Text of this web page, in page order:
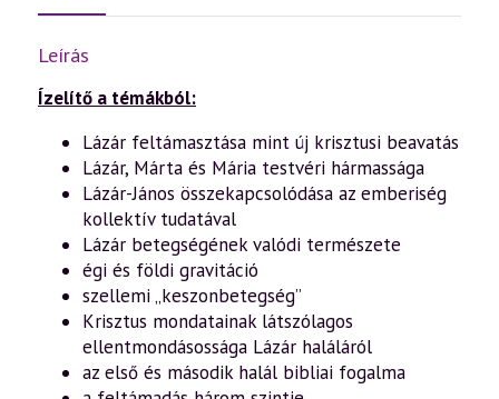
Leírás
Ízelítő a témákból:
Lázár feltámasztása mint új krisztusi beavatás
Lázár, Márta és Mária testvéri hármassága
Lázár-János összekapcsolódása az emberiség
kollektív tudatával
Lázár betegségének valódi természete
égi és földi gravitáció
szellemi „keszonbetegség”
Krisztus mondatainak látszólagos
ellentmondásossága Lázár haláláról
az első és második halál bibliai fogalma